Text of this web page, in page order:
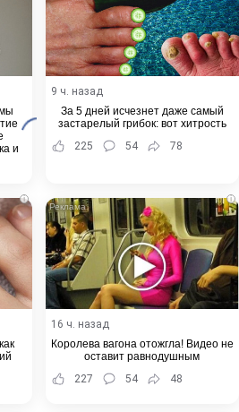
и
9 ч. назад
За 5 дней исчезнет даже самый
застарелый грибок: вот хитрость
225
54 78
i i
16 ч. назад
Королева вагона отожгла! Видео не
оставит равнодушным
227
54 48